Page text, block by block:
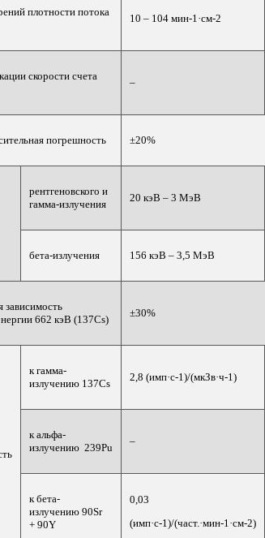
плотности потока
10 – 104 мин-1·см-2
скорости счета
–
погрешность ±20%
рентгеновского и
гамма-излучения
20 кэВ – 3 МэВ
бета-излучения 156 кэВ – 3,5 МэВ
зависимость
662 кэВ (137Cs)
±30%
к гамма-
излучению 137Cs
2,8 (имп·с-1)/(мкЗв·ч-1)
к альфа-
излучению 239Pu
–
к бета-
излучению 90Sr
+ 90Y
0,03
(имп·с-1)/(част.·мин-1·см-2)